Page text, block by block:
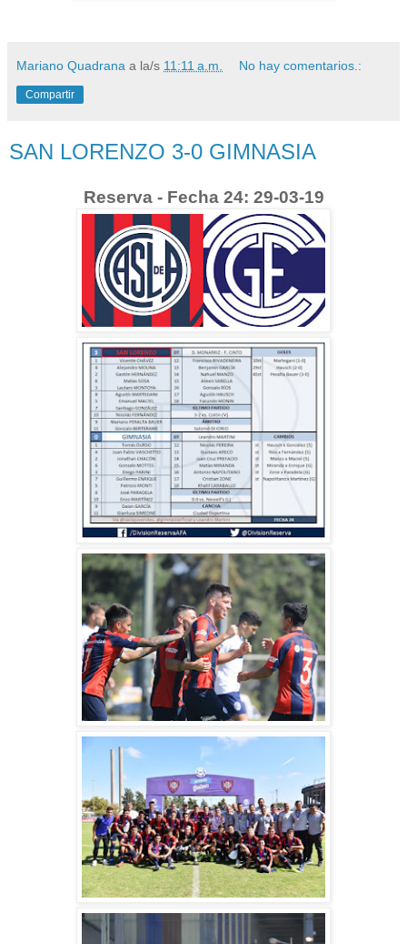
Mariano Quadrana a la/s 11:11 a.m. No hay comentarios.:
Compartir
SAN LORENZO 3-0 GIMNASIA
Reserva - Fecha 24: 29-03-19